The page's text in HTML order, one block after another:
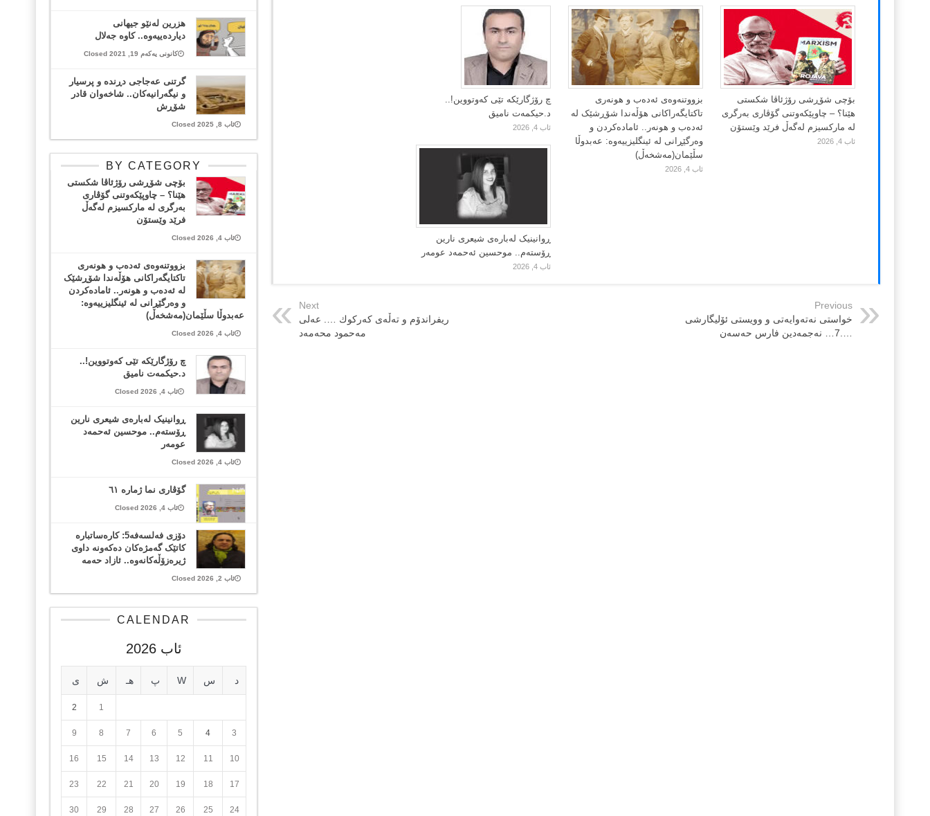
بۆچی شۆڕشی رۆژئاڤا شکستی
هێنا؟ – چاوپێکەوتنی گۆڤاری بەرگری
لە مارکسیزم لەگەڵ فرێد وێستۆن
ئاب 4, 2026
بزووتنەوەی ئەدەب و هونەری
تاکتایگەراکانی هۆڵەندا شۆڕشێک لە
ئەدەب و هونەر.. ئامادەکردن و
وەرگێڕانی لە ئینگلیزییەوە: عەبدوڵا
سڵێمان(مەشخەڵ)
ئاب 4, 2026
چ رۆژگارێکە تێی کەوتووین!..
د.حیکمەت نامیق
ئاب 4, 2026
ڕوانینیک لەبارەى شیعرى نارین
ڕۆستەم.. موحسین ئەحمەد عومەر
ئاب 4, 2026
Previous
خواستی نه‌ته‌وایه‌تی و وویستی ئۆلیگارشی
….7… نه‌جمه‌دین فارس حه‌سه‌ن
Next
ریفراندۆم و تەڵەی كەركوك …. عەلی
مەحمود محەمەد
هزرین لەنێو جیهانی
دیاردەییەوە.. کاوە جەلال
کانونی یەکەم 19, 2021 Closed
گرتنی عەجاجی دڕندە و پرسیار
و نیگەرانیەکان.. شاخەوان قادر
شۆڕش
ئاب 8, 2025 Closed
BY CATEGORY
بۆچی شۆڕشی رۆژئاڤا شکستی
هێنا؟ – چاوپێکەوتنی گۆڤاری
بەرگری لە مارکسیزم لەگەڵ
فرێد وێستۆن
ئاب 4, 2026 Closed
بزووتنەوەی ئەدەب و هونەری
تاکتایگەراکانی هۆڵەندا شۆڕشێک
لە ئەدەب و هونەر.. ئامادەکردن
و وەرگێڕانی لە ئینگلیزییەوە:
عەبدوڵا سڵێمان(مەشخەڵ)
ئاب 4, 2026 Closed
چ رۆژگارێکە تێی کەوتووین!..
د.حیکمەت نامیق
ئاب 4, 2026 Closed
ڕوانینیک لەبارەى شیعرى نارین
ڕۆستەم.. موحسین ئەحمەد
عومەر
ئاب 4, 2026 Closed
گۆڤاری نما ژمارە ٦١
ئاب 4, 2026 Closed
دۆزی فەلسەفە5: کارەساتبارە
کاتێک گەمژەکان دەکەونە داوی
ژیرەزۆڵەکانەوە.. ئازاد حەمە
ئاب 2, 2026 Closed
CALENDAR
ئاب 2026
د س W پ هـ ش ی
1
2
3
4
5
6
7
8
9
10
11
12
13
14
15
16
17
18
19
20
21
22
23
24
25
26
27
28
29
30